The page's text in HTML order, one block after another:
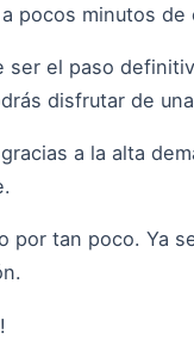
pocos minutos de
el paso
disfrutar de
a la alta
tan poco. Ya